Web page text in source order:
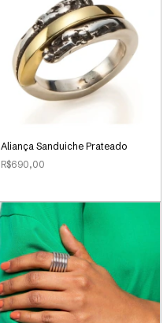
Aliança Sanduiche Prateado
R$690,00